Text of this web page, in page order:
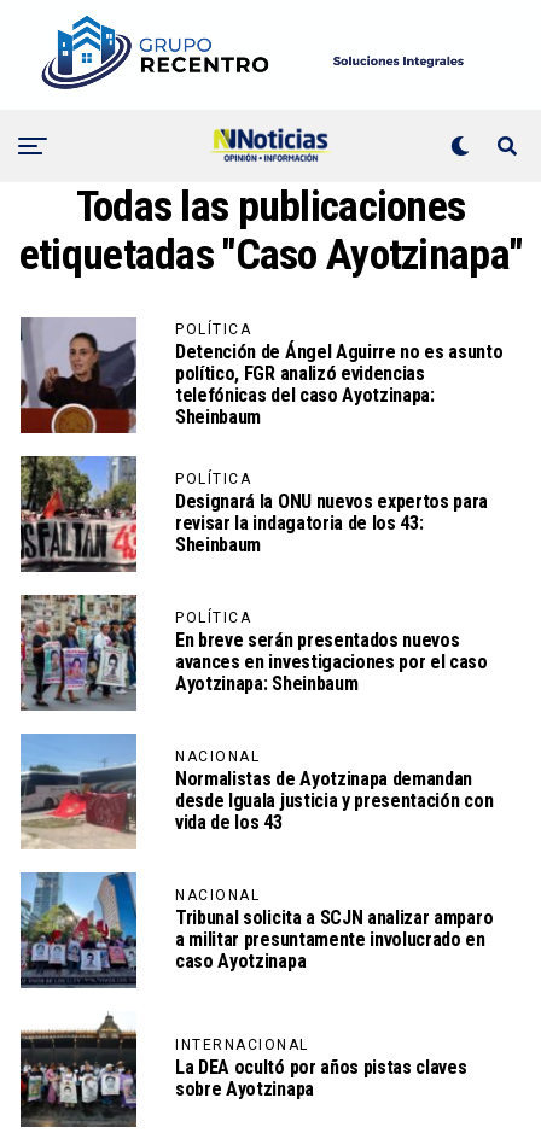
Todas las publicaciones
etiquetadas "Caso Ayotzinapa"
POLÍTICA
Detención de Ángel Aguirre no es asunto
político, FGR analizó evidencias
telefónicas del caso Ayotzinapa:
Sheinbaum
POLÍTICA
Designará la ONU nuevos expertos para
revisar la indagatoria de los 43:
Sheinbaum
POLÍTICA
En breve serán presentados nuevos
avances en investigaciones por el caso
Ayotzinapa: Sheinbaum
NACIONAL
Normalistas de Ayotzinapa demandan
desde Iguala justicia y presentación con
vida de los 43
NACIONAL
Tribunal solicita a SCJN analizar amparo
a militar presuntamente involucrado en
caso Ayotzinapa
INTERNACIONAL
La DEA ocultó por años pistas claves
sobre Ayotzinapa